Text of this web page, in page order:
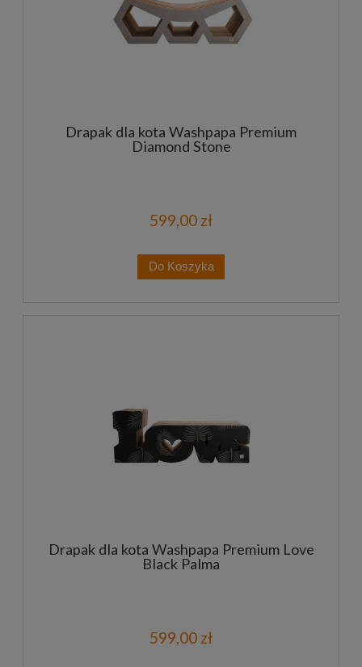
Drapak dla kota Washpapa Premium
Diamond Stone
599,00 zł
Do Koszyka
Drapak dla kota Washpapa Premium Love
Black Palma
599,00 zł